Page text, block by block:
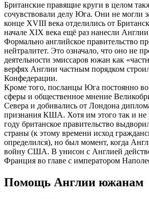
Британские правящие круги в целом
сочувствовали делу Юга. Они не могли
конце XVIII века отделились от
начале XIX века ещё раз нанесли
Формально английское правительство
нейтралитет. Это означало, что оно не
деятельности эмиссаров южан как
верфях Англии частным порядком
Конфедерации.
Кроме того, посланцы Юга постоянно
сферы и общественное мнение
Севера и добивались от Лондона
признания КША. Хотя им этого так и не
году британское правительство
страны (к этому времени исход
определился), но был момент, когда
войну США. В унисон с Англией
Франция во главе с императором
Помощь Англии южанам